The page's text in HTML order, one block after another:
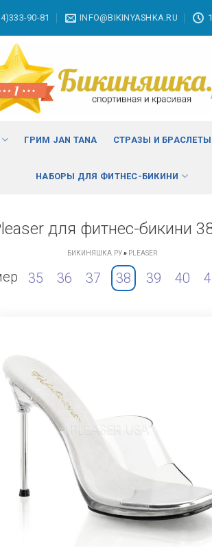
90-81 INFO@BIKINYASHKA.RU
ГРИМ JAN TANA СТРАЗЫ И БРАСЛЕТЫ
НАБОРЫ ДЛЯ ФИТНЕС-БИКИНИ
для фитнес-бикини
БИКИНЯШКА.РУ» PLEASER
35 36 37 38 39 40